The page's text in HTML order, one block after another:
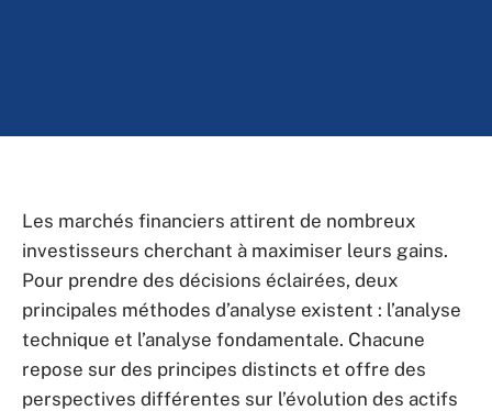
Les marchés financiers attirent de nombreux
investisseurs cherchant à maximiser leurs gains.
Pour prendre des décisions éclairées, deux
principales méthodes d’analyse existent : l’analyse
technique et l’analyse fondamentale. Chacune
repose sur des principes distincts et offre des
perspectives différentes sur l’évolution des actifs